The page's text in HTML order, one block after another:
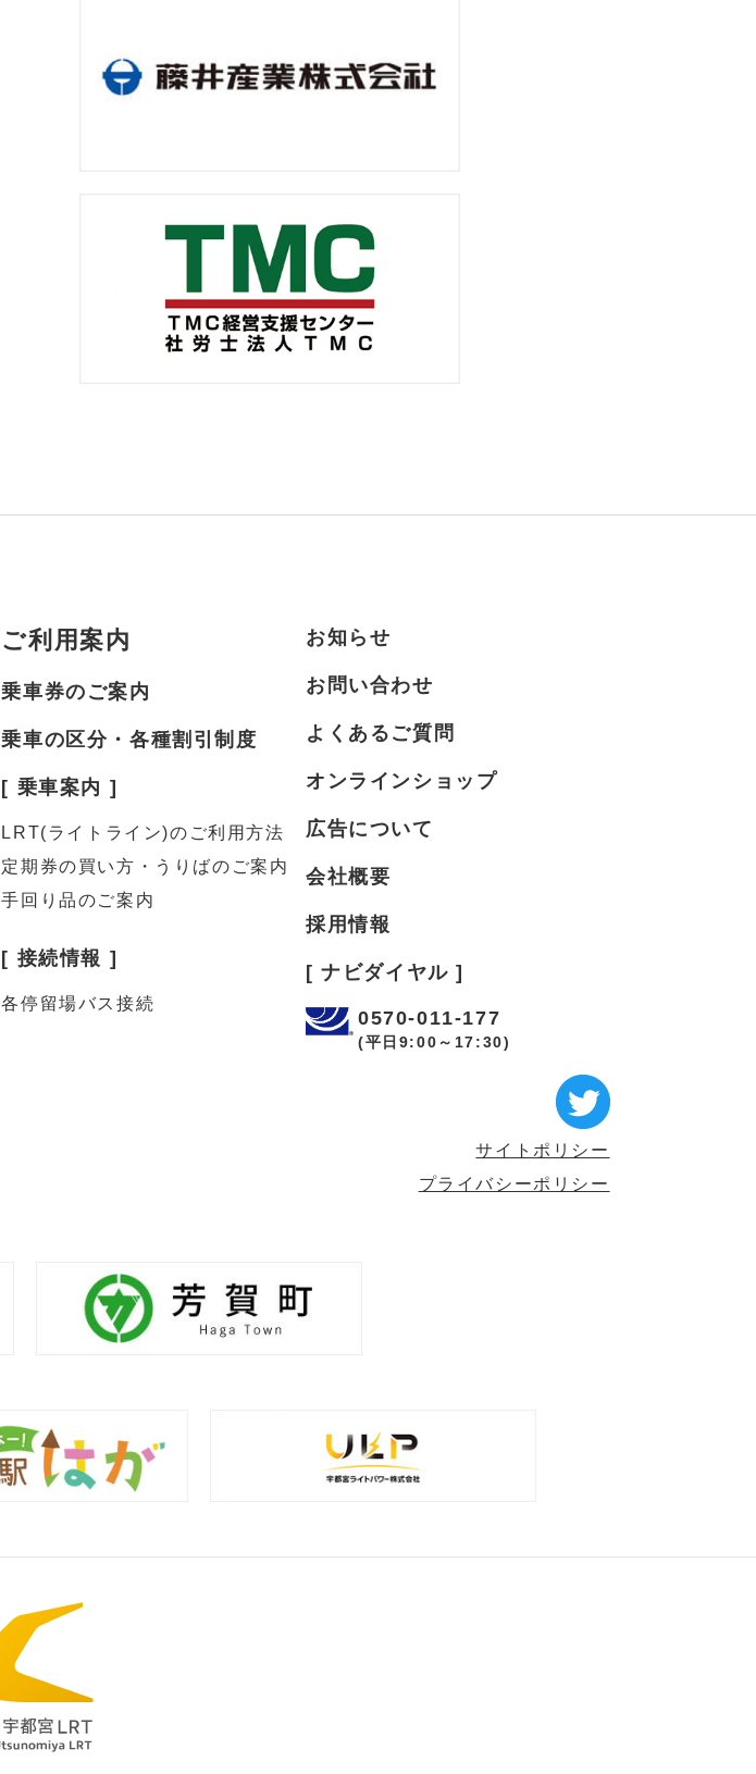
ご利用案内
乗車券のご案内
乗車の区分・各種割引制度
[ 乗車案内 ]
LRT(ライトライン)のご利用方法
定期券の買い方・うりばのご案内
手回り品のご案内
[ 接続情報 ]
各停留場バス接続
お知らせ
お問い合わせ
よくあるご質問
オンラインショップ
広告について
会社概要
採用情報
[ ナビダイヤル ]
0570-011-177
(平日9:00～17:30)
サイトポリシー
プライバシーポリシー